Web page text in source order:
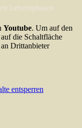
Lebensphasen
Youtube. Um auf den
die Schaltfläche
Drittanbieter
entsperren